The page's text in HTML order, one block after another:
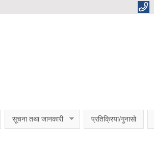
सूचना तथा जानकारी प्रतिक्रिया/गुनासो